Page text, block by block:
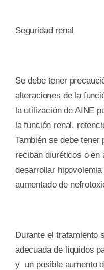
Seguridad renal
Se debe tener
alteraciones de la
la utilización de AINE
la función renal,
También se debe
reciban diuréticos o en
desarrollar
aumentado de
Durante el tratamiento
adecuada de líquidos
y un posible aumento